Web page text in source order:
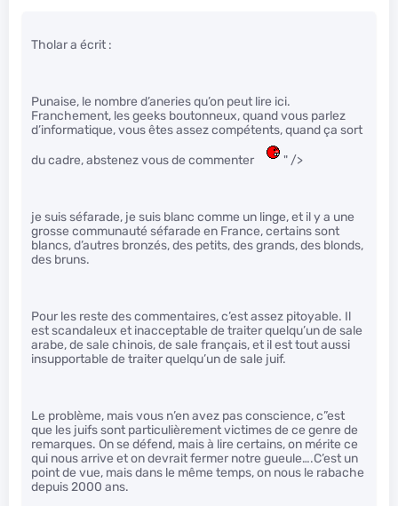
Tholar a écrit :
Punaise, le nombre d’aneries qu’on peut lire ici.
Franchement, les geeks boutonneux, quand vous parlez
d’informatique, vous êtes assez compétents, quand ça sort
du cadre, abstenez vous de commenter
" />
je suis séfarade, je suis blanc comme un linge, et il y a une
grosse communauté séfarade en France, certains sont
blancs, d’autres bronzés, des petits, des grands, des blonds,
des bruns.
Pour les reste des commentaires, c’est assez pitoyable. Il
est scandaleux et inacceptable de traiter quelqu’un de sale
arabe, de sale chinois, de sale français, et il est tout aussi
insupportable de traiter quelqu’un de sale juif.
Le problème, mais vous n’en avez pas conscience, c”est
que les juifs sont particulièrement victimes de ce genre de
remarques. On se défend, mais à lire certains, on mérite ce
qui nous arrive et on devrait fermer notre gueule….C’est un
point de vue, mais dans le même temps, on nous le rabache
depuis 2000 ans.